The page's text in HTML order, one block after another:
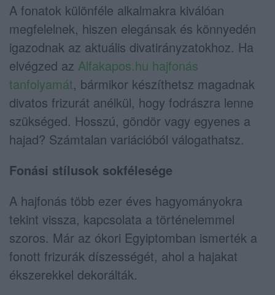
A fonatok különféle alkalmakra kiválóan
megfelelnek, hiszen elegánsak és könnyedén
igazodnak az aktuális divatirányzatokhoz. Ha
elvégzed az Alfakapos.hu hajfonás
tanfolyamát, bármikor készíthetsz magadnak
divatos frizurát anélkül, hogy fodrászra lenne
szükséged. Hosszú, göndör vagy egyenes a
hajad? Számtalan variációból válogathatsz.
Fonási stílusok sokfélesége
A hajfonás több ezer éves hagyományokra
tekint vissza, kapcsolata a történelemmel
szoros. Már az ókori Egyiptomban ismerték a
fonott frizurák díszességét, ahol a hajakat
ékszerekkel dekorálták.